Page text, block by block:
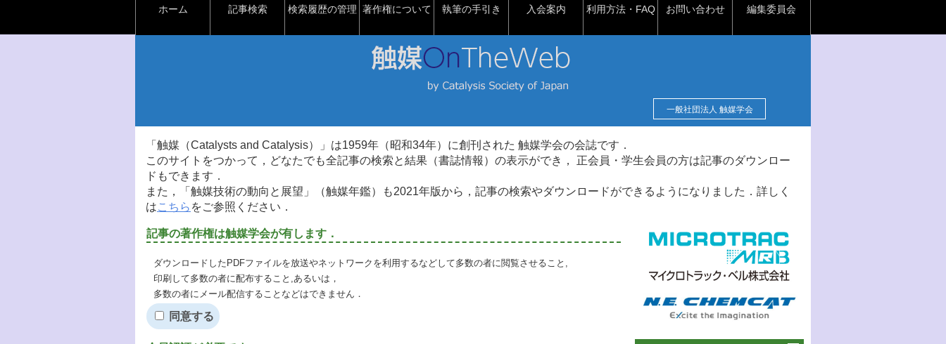
ホーム 記事検索 検索履歴の管理 著作権について 執筆の手引き 入会案内 利用方法・FAQ お問い合わせ 編集委員会
一般社団法人 触媒学会
「触媒（Catalysts and Catalysis）」は1959年（昭和34年）に創刊された 触媒学会の会誌です．
このサイトをつかって，どなたでも全記事の検索と結果（書誌情報）の表示ができ， 正会員・学生会員の方は記事のダウンロー
ドもできます．
また，「触媒技術の動向と展望」（触媒年鑑）も2021年版から，記事の検索やダウンロードができるようになりました．詳しく
はこちら をご参照ください．
記事の著作権は触媒学会が有します．
ダウンロードしたPDFファイルを放送やネットワークを利用するなどして多数の者に閲覧させること,
印刷して多数の者に配布すること,あるいは，
多数の者にメール配信することなどはできません．
同意する